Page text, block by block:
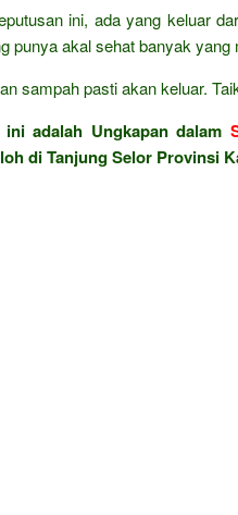
ini, ada yang keluar
punya akal sehat banyak
sampah pasti akan keluar.
ini adalah Ungkapan dalam
di Tanjung Selor Provinsi